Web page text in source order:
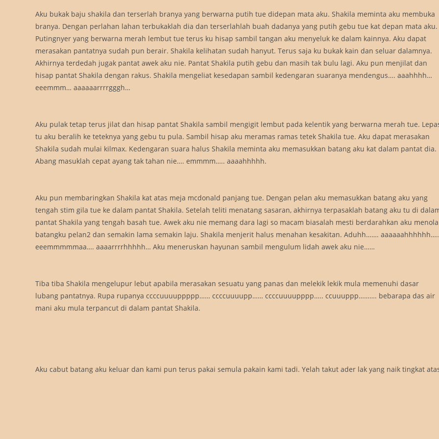
Aku bukak baju shakila dan terserlah branya yang berwarna putih tue didepan mata aku. Shakila meminta aku membuka
branya. Dengan perlahan lahan terbukaklah dia dan terserlahlah buah dadanya yang putih gebu tue kat depan mata aku.
Putingnyer yang berwarna merah lembut tue terus ku hisap sambil tangan aku menyeluk ke dalam kainnya. Aku dapat
merasakan pantatnya sudah pun berair. Shakila kelihatan sudah hanyut. Terus saja ku bukak kain dan seluar dalamnya.
Akhirnya terdedah jugak pantat awek aku nie. Pantat Shakila putih gebu dan masih tak bulu lagi. Aku pun menjilat dan
hisap pantat Shakila dengan rakus. Shakila mengeliat kesedapan sambil kedengaran suaranya mendengus…. aaahhhh…
eeemmm… aaaaaarrrrgggh…
Aku pulak tetap terus jilat dan hisap pantat Shakila sambil mengigit lembut pada kelentik yang berwarna merah tue.
tu aku beralih ke teteknya yang gebu tu pula. Sambil hisap aku meramas ramas tetek Shakila tue. Aku dapat merasakan
Shakila sudah mulai kilmax. Kedengaran suara halus Shakila meminta aku memasukkan batang aku kat dalam pantat dia.
Abang masuklah cepat ayang tak tahan nie…. emmmm….. aaaahhhhh.
Aku pun membaringkan Shakila kat atas meja mcdonald panjang tue. Dengan pelan aku memasukkan batang aku yang
tengah stim gila tue ke dalam pantat Shakila. Setelah teliti menatang sasaran, akhirnya terpasaklah batang aku tu di
pantat Shakila yang tengah basah tue. Awek aku nie memang dara lagi so macam biasalah mesti berdarahkan aku
batangku pelan2 dan semakin lama semakin laju. Shakila menjerit halus menahan kesakitan. Aduhh…….
eeemmmmmaa…. aaaarrrrhhhhh… Aku meneruskan hayunan sambil mengulum lidah awek aku nie……
Tiba tiba Shakila mengelupur lebut apabila merasakan sesuatu yang panas dan melekik lekik mula memenuhi dasar
lubang pantatnya. Rupa rupanya ccccuuuuppppp…… ccccuuuupp…… ccccuuuupppp….. ccuuuppp………. bebarapa das air
mani aku mula terpancut di dalam pantat Shakila.
Aku cabut batang aku keluar dan kami pun terus pakai semula pakain kami tadi. Yelah takut ader lak yang naik tingkat